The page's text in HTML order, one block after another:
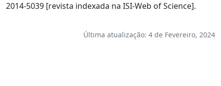
2014-5039 [revista indexada na ISI-Web of Science].
Última atualização: 4 de Fevereiro, 2024